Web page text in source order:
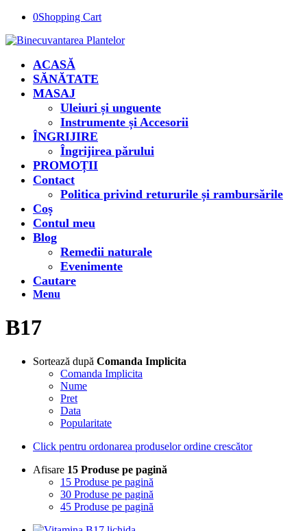
0Shopping Cart
ACASĂ
SĂNĂTATE
MASAJ
Uleiuri și unguente
Instrumente și Accesorii
ÎNGRIJIRE
Îngrijirea părului
PROMOȚII
Contact
Politica privind retururile și rambursările
Coș
Contul meu
Blog
Remedii naturale
Evenimente
Cautare
Menu
B17
Sortează după Comanda Implicita
Comanda Implicita
Nume
Pret
Data
Popularitate
Click pentru ordonarea produselor ordine crescător
Afisare 15 Produse pe pagină
15 Produse pe pagină
30 Produse pe pagină
45 Produse pe pagină